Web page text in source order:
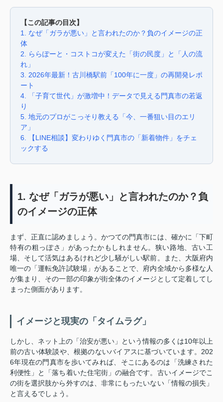
【この記事の目次】
1. なぜ「ガラが悪い」と言われたのか？負のイメージの正
体
2. ららぽーと・コストコが変えた「街の民度」と「人の流
れ」
3. 2026年最新！古川橋駅前「100年に一度」の再開発レポ
ート
4. 「子育て世代」が激増中！データで見える門真市の若返
り
5. 地元のプロがこっそり教える「今、一番狙い目のエリ
ア」
6. 【LINE相談】変わりゆく門真市の「新着物件」をチェ
ックする
1. なぜ「ガラが悪い」と言われたのか？負
のイメージの正体
まず、正直に認めましょう。かつての門真市には、確かに「下町
特有の粗っぽさ」があったかもしれません。狭い路地、古い工
場、そして活気はあるけれど少し騒がしい駅前。また、大阪府内
唯一の「運転免許試験場」があることで、府内全域から多様な人
が集まり、その一部の印象が街全体のイメージとして定着してし
まった側面があります。
イメージと現実の「タイムラグ」
しかし、ネット上の「治安が悪い」という情報の多くは10年以上
前の古い体験談や、根拠のないバイアスに基づいています。202
6年現在の門真市を歩いてみれば、そこにあるのは「洗練された
利便性」と「落ち着いた住宅街」の融合です。古いイメージでこ
の街を選択肢から外すのは、非常にもったいない「情報の損失」
と言えるでしょう。